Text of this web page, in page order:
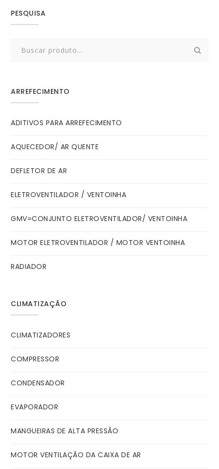
PESQUISA
ARREFECIMENTO
ADITIVOS PARA ARREFECIMENTO
AQUECEDOR/ AR QUENTE
DEFLETOR DE AR
ELETROVENTILADOR / VENTOINHA
GMV=CONJUNTO ELETROVENTILADOR/ VENTOINHA
MOTOR ELETROVENTILADOR / MOTOR VENTOINHA
RADIADOR
CLIMATIZAÇÃO
CLIMATIZADORES
COMPRESSOR
CONDENSADOR
EVAPORADOR
MANGUEIRAS DE ALTA PRESSÃO
MOTOR VENTILAÇÃO DA CAIXA DE AR